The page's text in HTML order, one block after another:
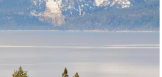
les parcourir ou en appuyant et en faisant glisser.